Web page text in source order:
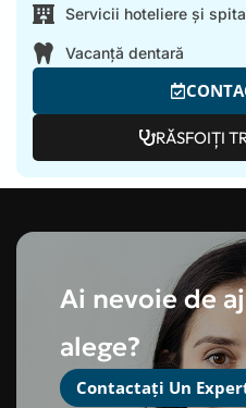
Servicii hoteliere și
Vacanță dentară
RĂSFOIȚI
Ai nevoie de
alege?
Contactați Un